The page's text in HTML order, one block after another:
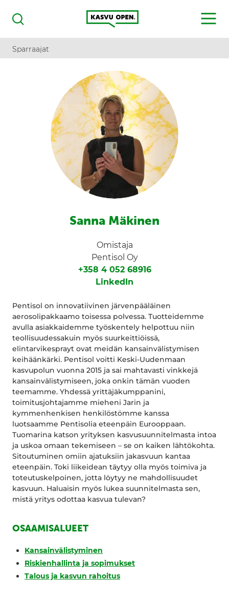
Haku
Kasvu Open
MENU
Sparraajat
Sanna Mäkinen
Omistaja
Pentisol Oy
+358 4 052 68916
LinkedIn
Pentisol on innovatiivinen järvenpääläinen
aerosolipakkaamo toisessa polvessa. Tuotteidemme
avulla asiakkaidemme työskentely helpottuu niin
teollisuudessakuin myös suurkeittiöissä,
elintarvikesprayt ovat meidän kansainvälistymisen
keihäänkärki. Pentisol voitti Keski-Uudenmaan
kasvupolun vuonna 2015 ja sai mahtavasti vinkkejä
kansainvälistymiseen, joka onkin tämän vuoden
teemamme. Yhdessä yrittäjäkumppanini,
toimitusjohtajamme mieheni Jarin ja
kymmenhenkisen henkilöstömme kanssa
luotsaamme Pentisolia eteenpäin Eurooppaan.
Tuomarina katson yrityksen kasvusuunnitelmasta intoa
ja uskoa omaan tekemiseen – se on kaiken lähtökohta.
Sitoutuminen omiin ajatuksiin jakasvuun kantaa
eteenpäin. Toki liikeidean täytyy olla myös toimiva ja
toteutuskelpoinen, jotta löytyy ne mahdollisuudet
kasvuun. Haluaisin myös lukea suunnitelmasta sen,
mistä yritys odottaa kasvua tulevan?
OSAAMISALUEET
Kansainvälistyminen
Riskienhallinta ja sopimukset
Talous ja kasvun rahoitus